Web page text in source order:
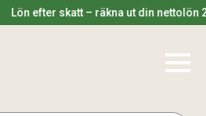
skatt – räkna ut din nettolön 2025